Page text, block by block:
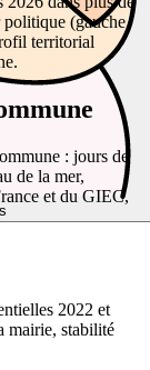
(gauche,
territorial
: jours de
de la mer,
et du GIEC,
2022 et
mairie, stabilité